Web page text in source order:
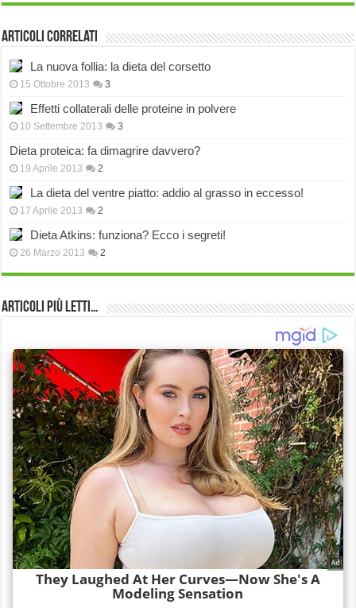
Articoli correlati
La nuova follia: la dieta del corsetto
15 Ottobre 2013 3
Effetti collaterali delle proteine in polvere
10 Settembre 2013 3
Dieta proteica: fa dimagrire davvero?
19 Aprile 2013 2
La dieta del ventre piatto: addio al grasso in eccesso!
17 Aprile 2013 2
Dieta Atkins: funziona? Ecco i segreti!
26 Marzo 2013 2
Articoli più Letti…